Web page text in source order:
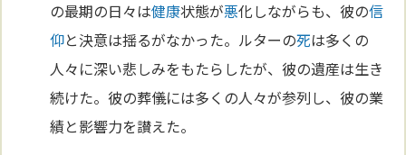
の最期の日々は健康状態が悪化しながらも、彼の信
仰と決意は揺るがなかった。ルターの死は多くの
人々に深い悲しみをもたらしたが、彼の遺産は生き
続けた。彼の葬儀には多くの人々が参列し、彼の業
績と影響力を讃えた。